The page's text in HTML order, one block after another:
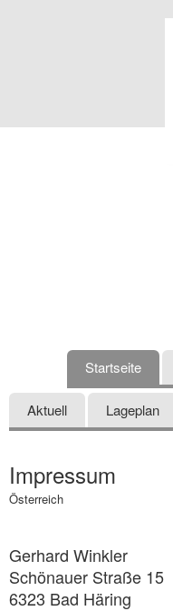
Startseite
Aktuell Lageplan
Impressum
Österreich
Gerhard Winkler
Schönauer Straße 15
6323 Bad Häring